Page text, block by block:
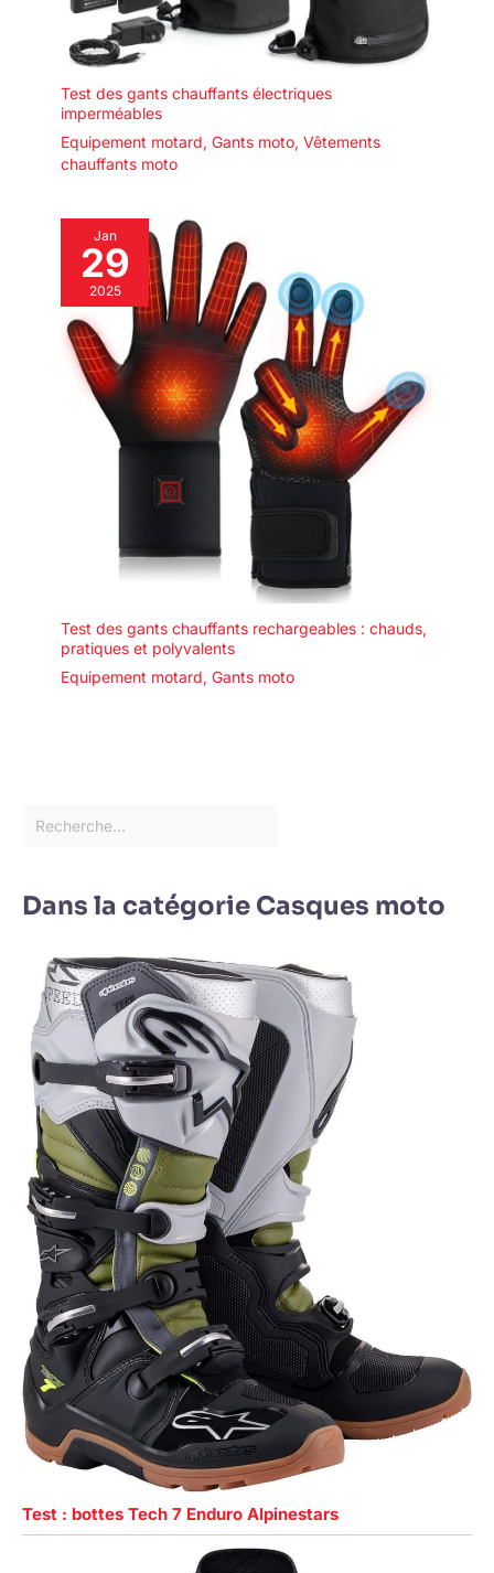
Test des gants chauffants électriques
imperméables
Equipement motard, Gants moto, Vêtements
chauffants moto
Jan
29
2025
Test des gants chauffants rechargeables : chauds,
pratiques et polyvalents
Equipement motard, Gants moto
Dans la catégorie Casques moto
Test : bottes Tech 7 Enduro Alpinestars